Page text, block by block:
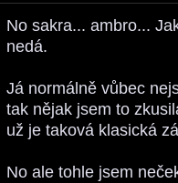
No sakra... ambro...
nedá.
Já normálně vůbec
tak nějak jsem to
už je taková klasická
No ale tohle jsem